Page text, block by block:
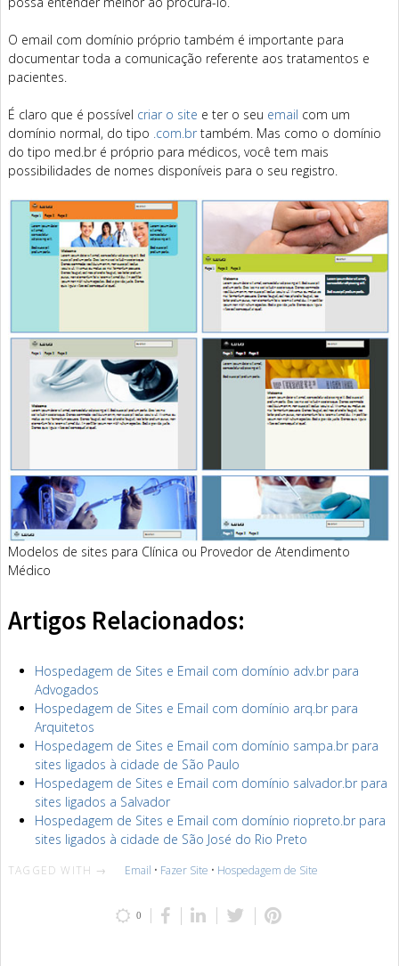
O email com domínio próprio também é importante para
documentar toda a comunicação referente aos tratamentos e
pacientes.
É claro que é possível criar o site e ter o seu email com um
domínio normal, do tipo .com.br também. Mas como o domínio
do tipo med.br é próprio para médicos, você tem mais
possibilidades de nomes disponíveis para o seu registro.
Modelos de sites para Clínica ou Provedor de Atendimento
Médico
Artigos Relacionados:
Hospedagem de Sites e Email com domínio adv.br para
Advogados
Hospedagem de Sites e Email com domínio arq.br para
Arquitetos
Hospedagem de Sites e Email com domínio sampa.br para
sites ligados à cidade de São Paulo
Hospedagem de Sites e Email com domínio salvador.br para
sites ligados a Salvador
Hospedagem de Sites e Email com domínio riopreto.br para
sites ligados à cidade de São José do Rio Preto
TAGGED WITH → Email • Fazer Site • Hospedagem de Site
0